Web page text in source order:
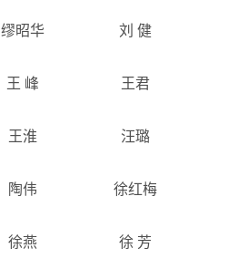
缪昭华 刘 健
王 峰 王君
王淮 汪璐
陶伟 徐红梅
徐燕 徐 芳